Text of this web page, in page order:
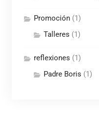
Promoción(1)
Talleres (1)
reflexiones (1)
Padre Boris (1)